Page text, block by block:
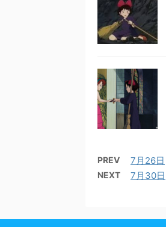
PREV 7月26日
NEXT 7月30日